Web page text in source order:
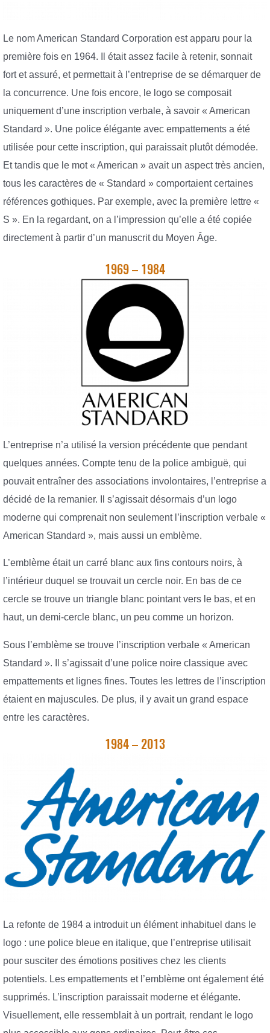
Le nom American Standard Corporation est apparu pour la
première fois en 1964. Il était assez facile à retenir, sonnait
fort et assuré, et permettait à l’entreprise de se démarquer de
la concurrence. Une fois encore, le logo se composait
uniquement d’une inscription verbale, à savoir « American
Standard ». Une police élégante avec empattements a été
utilisée pour cette inscription, qui paraissait plutôt démodée.
Et tandis que le mot « American » avait un aspect très ancien,
tous les caractères de « Standard » comportaient certaines
références gothiques. Par exemple, avec la première lettre «
S ». En la regardant, on a l’impression qu’elle a été copiée
directement à partir d’un manuscrit du Moyen Âge.
1969 – 1984
L’entreprise n’a utilisé la version précédente que pendant
quelques années. Compte tenu de la police ambiguë, qui
pouvait entraîner des associations involontaires, l’entreprise a
décidé de la remanier. Il s’agissait désormais d’un logo
moderne qui comprenait non seulement l’inscription verbale «
American Standard », mais aussi un emblème.
L’emblème était un carré blanc aux fins contours noirs, à
l’intérieur duquel se trouvait un cercle noir. En bas de ce
cercle se trouve un triangle blanc pointant vers le bas, et en
haut, un demi-cercle blanc, un peu comme un horizon.
Sous l’emblème se trouve l’inscription verbale « American
Standard ». Il s’agissait d’une police noire classique avec
empattements et lignes fines. Toutes les lettres de l’inscription
étaient en majuscules. De plus, il y avait un grand espace
entre les caractères.
1984 – 2013
La refonte de 1984 a introduit un élément inhabituel dans le
logo : une police bleue en italique, que l’entreprise utilisait
pour susciter des émotions positives chez les clients
potentiels. Les empattements et l’emblème ont également été
supprimés. L’inscription paraissait moderne et élégante.
Visuellement, elle ressemblait à un portrait, rendant le logo